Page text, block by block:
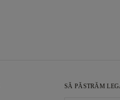
SĂ PĂSTRĂM